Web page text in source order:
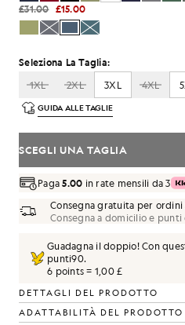
£31.00 £15.00
Seleziona La Taglia:
1XL
2XL 3XL 4XL
GUIDA ALLE TAGLIE
SCEGLI UNA TAGLIA
Paga5.00 in rate mensili da 3
Consegna gratuita per ordini
Consegna a domicilio e
Guadagna il doppio! Con
punti90.
6 points = 1,00 £
DETTAGLI DEL PRODOTTO
ADATTABILITÀ DEL PRODOTTO